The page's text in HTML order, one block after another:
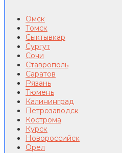
Омск
Томск
Сыктывкар
Сургут
Сочи
Ставрополь
Саратов
Рязань
Тюмень
Калининград
Петрозаводск
Кострома
Курск
Новороссийск
Орел